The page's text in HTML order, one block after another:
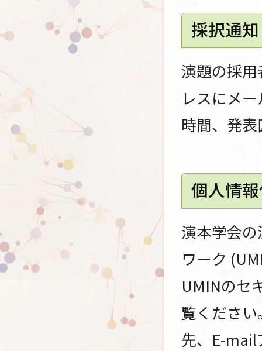
採択通知
演題の採
レスにメ
時間、発
個人情
演本学会
ワーク
UMINのセ
覧くださ
先、E-mail